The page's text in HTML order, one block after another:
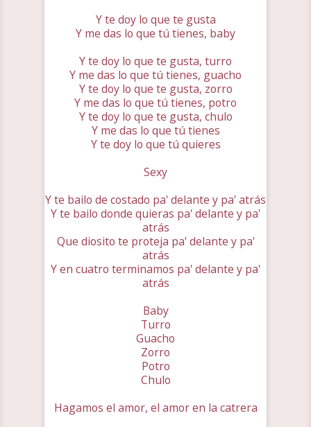
Y te doy lo que te gusta
Y me das lo que tú tienes, baby
Y te doy lo que te gusta, turro
Y me das lo que tú tienes, guacho
Y te doy lo que te gusta, zorro
Y me das lo que tú tienes, potro
Y te doy lo que te gusta, chulo
Y me das lo que tú tienes
Y te doy lo que tú quieres
Sexy
Y te bailo de costado pa' delante y pa' atrás
Y te bailo donde quieras pa' delante y pa'
atrás
Que diosito te proteja pa' delante y pa'
atrás
Y en cuatro terminamos pa' delante y pa'
atrás
Baby
Turro
Guacho
Zorro
Potro
Chulo
Hagamos el amor, el amor en la catrera